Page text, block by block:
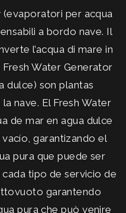
(evaporatori per acqua
a bordo nave. Il
l’acqua di mare in
Water Generator
dulce) son plantas
nave. El Fresh Water
de mar en agua dulce
garantizando el
pura que puede ser
tipo de servicio de
garantendo
pura che può venire